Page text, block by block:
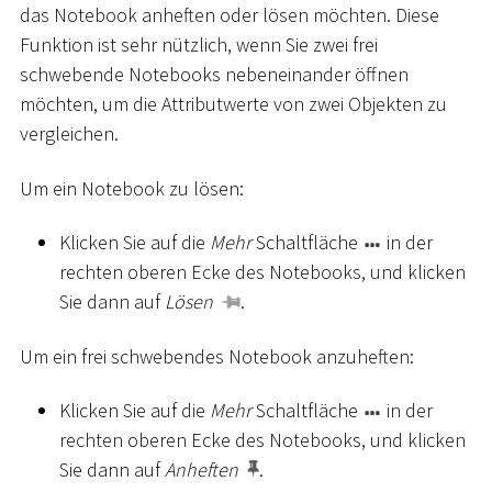
das Notebook anheften oder lösen möchten. Diese
Funktion ist sehr nützlich, wenn Sie zwei frei
schwebende Notebooks nebeneinander öffnen
möchten, um die Attributwerte von zwei Objekten zu
vergleichen.
Um ein Notebook zu lösen:
Klicken Sie auf die MehrSchaltfläche
in der
rechten oberen Ecke des Notebooks, und klicken
Sie dann aufLösen .
Um ein frei schwebendes Notebook anzuheften:
Klicken Sie auf die MehrSchaltfläche
in der
rechten oberen Ecke des Notebooks, und klicken
Sie dann aufAnheften .